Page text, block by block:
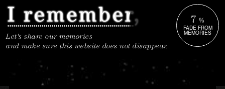
Let's share our memories
and make sure this website does not disappear.
7 %
FADE FROM
MEMORIES